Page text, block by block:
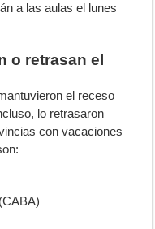
a las aulas el lunes
o retrasan el
el receso
lo retrasaron
con vacaciones